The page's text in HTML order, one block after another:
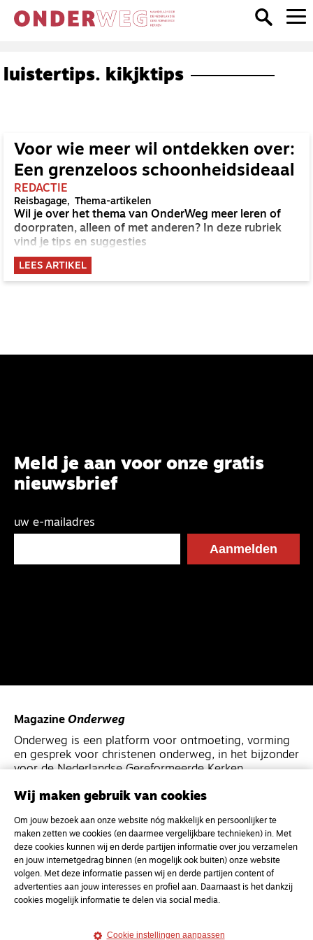
luistertips. kikjktips
Voor wie meer wil ontdekken over:
Een grenzeloos schoonheidsideaal
REDACTIE
Reisbagage Thema-artikelen
Wil je over het thema van OnderWeg meer leren of
doorpraten, alleen of met anderen? In deze rubriek
vind je tips en suggesties
LEES ARTIKEL
Meld je aan voor onze gratis
nieuwsbrief
uw e-mailadres
Magazine Onderweg
Onderweg is een platform voor ontmoeting, vorming
en gesprek voor christenen onderweg, in het bijzonder
voor de Nederlandse Gereformeerde Kerken.
Magazine
Onderweg
Kvk-nummer 33277063
NL46 INGB 0117 5827 86
info@onderwegonline.nl
Wij maken gebruik van cookies
Om jouw bezoek aan onze website nóg makkelijk en persoonlijker te
maken zetten we cookies (en daarmee vergelijkbare technieken) in. Met
deze cookies kunnen wij en derde partijen informatie over jou verzamelen
en jouw internetgedrag binnen (en mogelijk ook buiten) onze website
volgen. Met deze informatie passen wij en derde partijen content of
advertenties aan jouw interesses en profiel aan. Daarnaast is het dankzij
cookies mogelijk informatie te delen via social media.
Cookie instellingen aanpassen